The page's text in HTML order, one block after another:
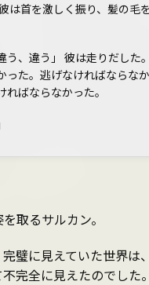
彼は首を激しく振り、髪の毛
う、違う」 彼は走りだした
った。逃げなければならな
ればならなかった。
取るサルカン。
璧に見えていた世界は
完全に見えたのでした。